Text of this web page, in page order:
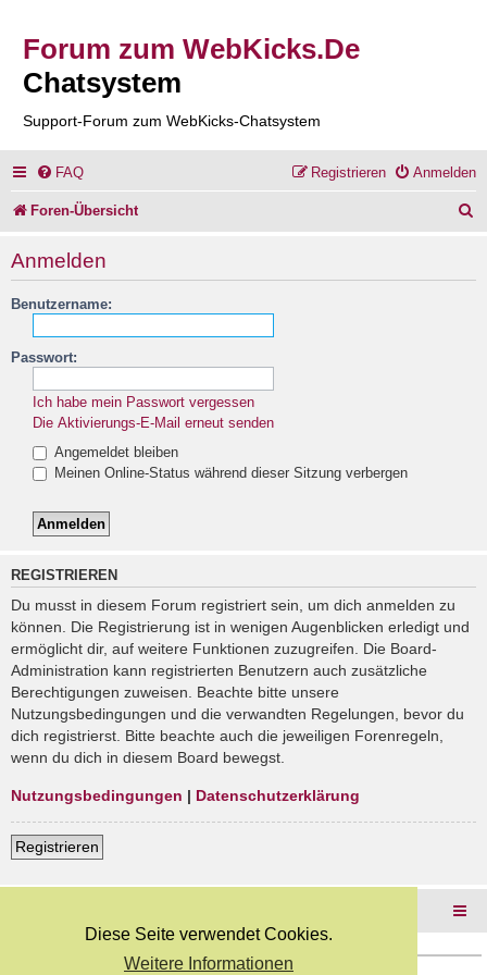
Diese Seite verwendet Cookies.
Weitere Informationen
Forum zum WebKicks.De
Chatsystem
Support-Forum zum WebKicks-Chatsystem
FAQ Anmelden
Registrieren
Foren-Übersicht
Anmelden
Benutzername:
Passwort:
Ich habe mein Passwort vergessen
Die Aktivierungs-E-Mail erneut senden
Angemeldet bleiben
Meinen Online-Status während dieser Sitzung verbergen
REGISTRIEREN
Du musst in diesem Forum registriert sein, um dich anmelden zu
können. Die Registrierung ist in wenigen Augenblicken erledigt und
ermöglicht dir, auf weitere Funktionen zuzugreifen. Die Board-
Administration kann registrierten Benutzern auch zusätzliche
Berechtigungen zuweisen. Beachte bitte unsere
Nutzungsbedingungen und die verwandten Regelungen, bevor du
dich registrierst. Bitte beachte auch die jeweiligen Forenregeln,
wenn du dich in diesem Board bewegst.
Nutzungsbedingungen | Datenschutzerklärung
Registrieren